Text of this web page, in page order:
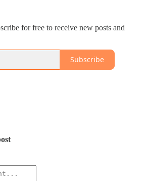
for free to receive new posts and
Subscribe